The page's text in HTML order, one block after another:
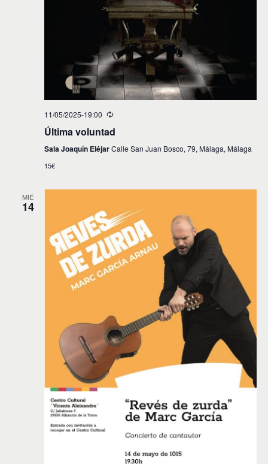
11/05/2025-19:00
Última voluntad
Sala Joaquín EléjarCalle San Juan Bosco, 79, Málaga, Málaga
15€
MIÉ
14